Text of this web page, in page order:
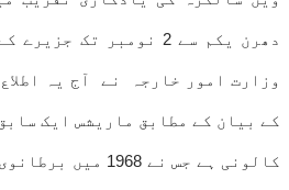
دھرن یکم سے 2 نومبر تک
وزارت امور خارجہ نے آج یہ
کے بیان کے مطابق ماریشس ایک
کالونی ہے جس نے